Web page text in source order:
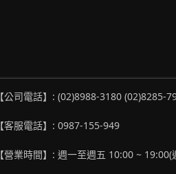
【公司電話】: (02)8988-3180 (02)8285-
【客服電話】: 0987-155-949
【營業時間】: 週一至週五 10:00 ~